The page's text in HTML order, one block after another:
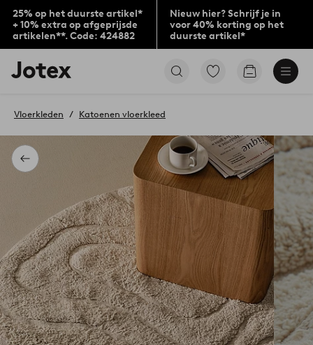
25% op het duurste artikel*
+ 10% extra op afgeprijsde
artikelen**. Code: 424882
Nieuw hier? Schrijf je in
voor 40% korting op het
duurste artikel*
Jotex
logo
to
home
page
Ga
Go
Terug
Vloerkleden Katoenen vloerkleed